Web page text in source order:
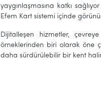
yaygınlaşmasına katkı
Efem Kart sistemi içinde
Dijitalleşen hizmetler,
örneklerinden biri olarak öne
daha sürdürülebilir bir kent